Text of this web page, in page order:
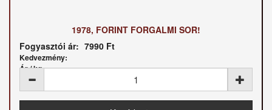
1978, FORINT FORGALMI SOR!
Fogyasztói ár: 7990 Ft
Kedvezmény:
Ár / kg: